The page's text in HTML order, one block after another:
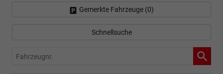
Gemerkte Fahrzeuge (0)
Schnellsuche
Fahrzeugnr.